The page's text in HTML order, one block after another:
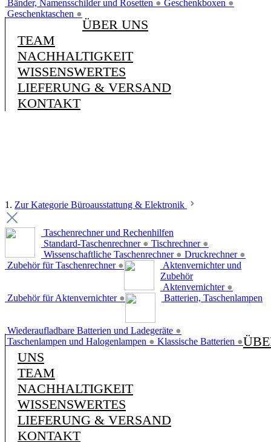
Bänder, Namensschilder und Rosetten ● Geschenkboxen ●
Geschenktaschen ●
ÜBER UNS
TEAM
NACHHALTIGKEIT
WISSENSWERTES
LIEFERUNG & VERSAND
KONTAKT
1. Zur Kategorie Büroausstattung & Elektronik
Taschenrechner und Rechenhilfen
Standard-Taschenrechner ● Tischrechner ●
Wissenschaftliche Taschenrechner ● Druckrechner ●
Zubehör für Taschenrechner ●
Aktenvernichter und
Zubehör
Aktenvernichter ●
Zubehör für Aktenvernichter ● Batterien, Taschenlampen
Wiederaufladbare Batterien und Ladegeräte ●
Taschenlampen und Halogenlampen ● Klassische Batterien ●
UNS
TEAM
NACHHALTIGKEIT
WISSENSWERTES
LIEFERUNG & VERSAND
KONTAKT